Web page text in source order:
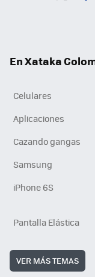
En Xataka
Celulares
Aplicaciones
Cazando gangas
Samsung
iPhone 6S
Pantalla Elástica
VER MÁS TEMAS